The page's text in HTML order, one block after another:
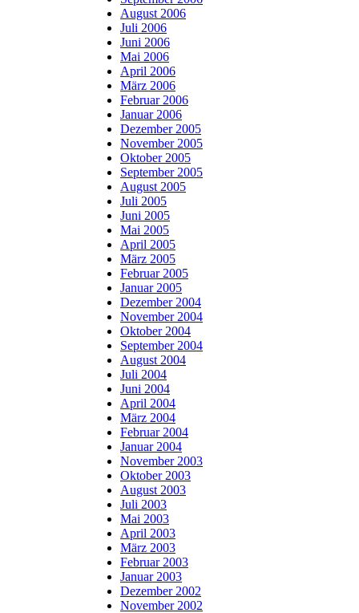
August 2006
Juli 2006
Juni 2006
Mai 2006
April 2006
März 2006
Februar 2006
Januar 2006
Dezember 2005
November 2005
Oktober 2005
September 2005
August 2005
Juli 2005
Juni 2005
Mai 2005
April 2005
März 2005
Februar 2005
Januar 2005
Dezember 2004
November 2004
Oktober 2004
September 2004
August 2004
Juli 2004
Juni 2004
April 2004
März 2004
Februar 2004
Januar 2004
November 2003
Oktober 2003
August 2003
Juli 2003
Mai 2003
April 2003
März 2003
Februar 2003
Januar 2003
Dezember 2002
November 2002